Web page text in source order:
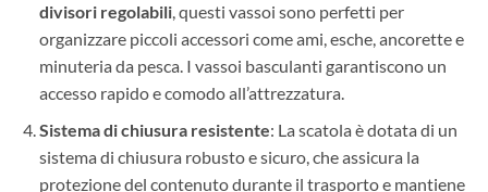
divisori regolabili, questi vassoi sono perfetti per
organizzare piccoli accessori come ami, esche, ancorette e
minuteria da pesca. I vassoi basculanti garantiscono un
accesso rapido e comodo all’attrezzatura.
Sistema di chiusura resistente: La scatola è dotata di un
sistema di chiusura robusto e sicuro, che assicura la
protezione del contenuto durante il trasporto e mantiene